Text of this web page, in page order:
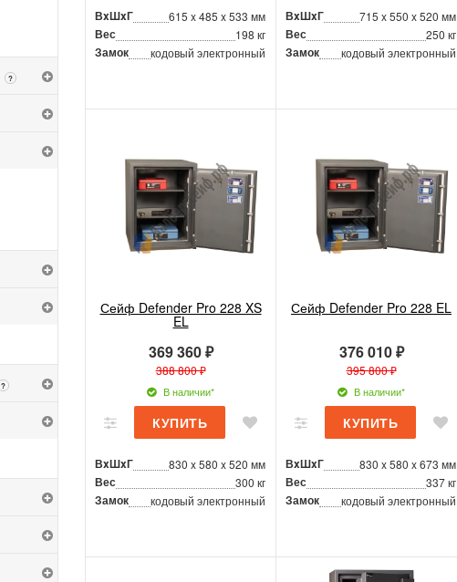
?
?
ВxШxГ 615 x 485 x 533 мм
Вес 198 кг
Замок кодовый электронный
ВxШxГ 715 x 550 x 520 мм
Вес 250 кг
Замок кодовый электронный
Сейф Defender Pro 228 XS
EL
369 360 ₽
388 800 ₽
В наличии*
ВxШxГ 830 x 580 x 520 мм
Вес 300 кг
Замок кодовый электронный
Сейф Defender Pro 228 EL
376 010 ₽
395 800 ₽
В наличии*
ВxШxГ 830 x 580 x 673 мм
Вес 337 кг
Замок кодовый электронный